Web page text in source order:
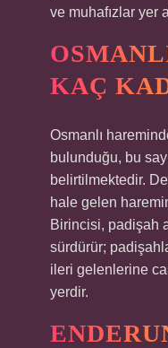
ve muhafızlar yer
KAÇ
Osmanlı
bulunduğu, bu
belirtilmektedir.
hale gelen
Birincisi, padişah
sürdürür;
ileri gelenlerine
yerdir.